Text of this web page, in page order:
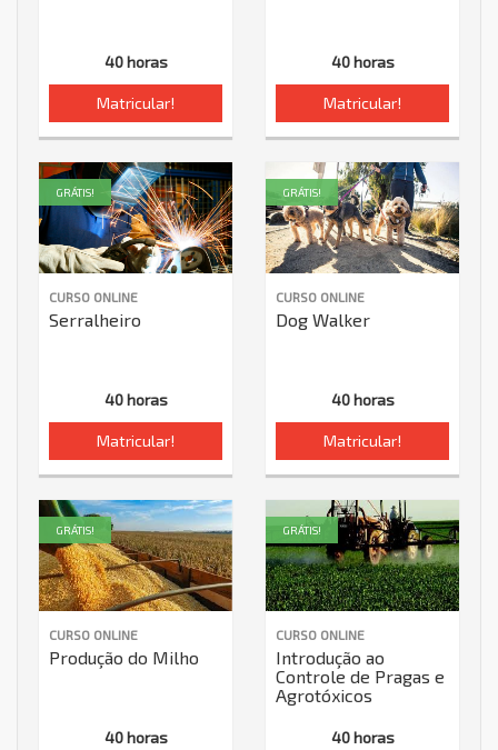
40 horas
Matricular!
40 horas
Matricular!
CURSO ONLINE
Serralheiro
40 horas
Matricular!
GRÁTIS!
CURSO ONLINE
Dog Walker
40 horas
Matricular!
GRÁTIS!
CURSO ONLINE
Produção do Milho
40 horas
GRÁTIS!
CURSO ONLINE
Introdução ao
Controle de Pragas e
Agrotóxicos
40 horas
GRÁTIS!